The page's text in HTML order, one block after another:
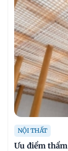
NỘI THẤT
Ưu điểm